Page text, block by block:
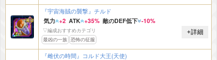
『宇宙海賊の襲撃』チルド
気力 +2 ATK +35% 敵のDEF低下 -10%
▽編成おすすめカテゴリ
最凶の一族 恐怖の征服
+詳細
『雌伏の時間』コルド大王(天使)